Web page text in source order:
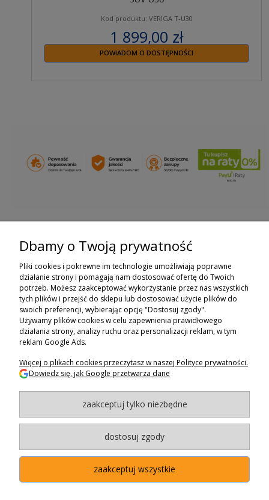
Kod produktu: VERIGA T-U30
1 899,00 zł
zawiera 23% VAT
POWIADOM O DOSTĘPNOŚCI
ZAPISZ SIĘ DO NEWSLETTERA
ZAPISZ SIĘ
ZAKUPY
POMOC
MOJE KONTO
BAGAZNIKI.PL- 2024
Dbamy o Twoją prywatność
Pliki cookies i pokrewne im technologie umożliwiają poprawne
działanie strony i pomagają nam dostosować ofertę do Twoich
potrzeb. Możesz zaakceptować wykorzystanie przez nas wszystkich
tych plików i przejść do sklepu lub dostosować użycie plików do
swoich preferencji, wybierając opcję "Dostosuj zgody".
Używamy plików cookies w celu zapewnienia prawidłowego
działania strony, analizy ruchu oraz personalizacji reklam, w tym
reklam Google Ads.
Więcej o plikach cookies przeczytasz w naszej Polityce prywatności.
Dowiedz się, jak Google przetwarza dane
zaakceptuj tylko niezbędne
dostosuj zgody
zaakceptuj wszystkie